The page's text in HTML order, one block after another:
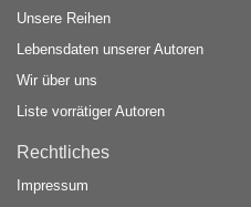
Unsere Reihen
Lebensdaten unserer Autoren
Wir über uns
Liste vorrätiger Autoren
Rechtliches
Impressum